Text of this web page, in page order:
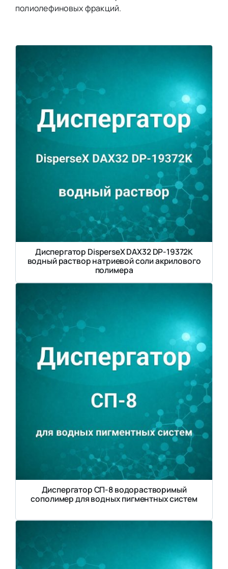
полиолефиновых фракций.
Диспергатор DisperseX DAX32 DP-19372K
водный раствор натриевой соли акрилового
полимера
Диспергатор СП-8 водорастворимый
сополимер для водных пигментных систем